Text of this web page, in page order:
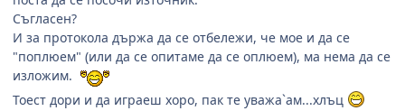
Съгласен?
И за протокола държа да се отбележи, че мое и да се
"поплюем" (или да се опитаме да се оплюем), ма нема да се
изложим.
Тоест дори и да играеш хоро, пак те уважа`ам...хлъц